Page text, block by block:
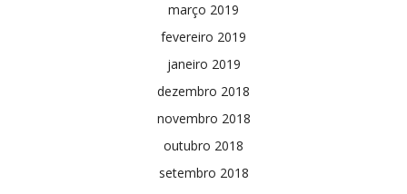
março 2019
fevereiro 2019
janeiro 2019
dezembro 2018
novembro 2018
outubro 2018
setembro 2018